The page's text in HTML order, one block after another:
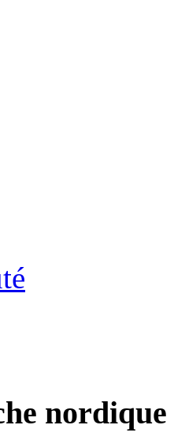
nordique